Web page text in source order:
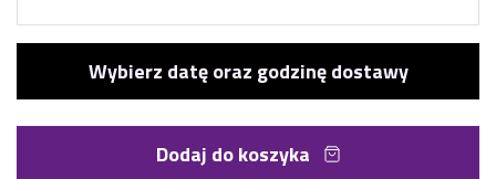
Dodaj do koszyka